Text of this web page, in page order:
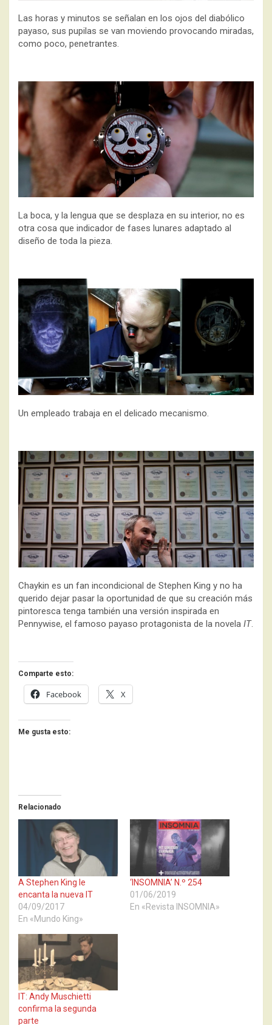
Las horas y minutos se señalan en los ojos del diabólico
payaso, sus pupilas se van moviendo provocando miradas,
como poco, penetrantes.
La boca, y la lengua que se desplaza en su interior, no es
otra cosa que indicador de fases lunares adaptado al
diseño de toda la pieza.
Un empleado trabaja en el delicado mecanismo.
Chaykin es un fan incondicional de Stephen King y no ha
querido dejar pasar la oportunidad de que su creación más
pintoresca tenga también una versión inspirada en
Pennywise, el famoso payaso protagonista de la novela IT.
Comparte esto:
Facebook X
Me gusta esto:
Relacionado
A Stephen King le
encanta la nueva IT
04/09/2017
En «Mundo King»
‘INSOMNIA’ N.º 254
01/06/2019
En «Revista INSOMNIA»
IT: Andy Muschietti
confirma la segunda
parte